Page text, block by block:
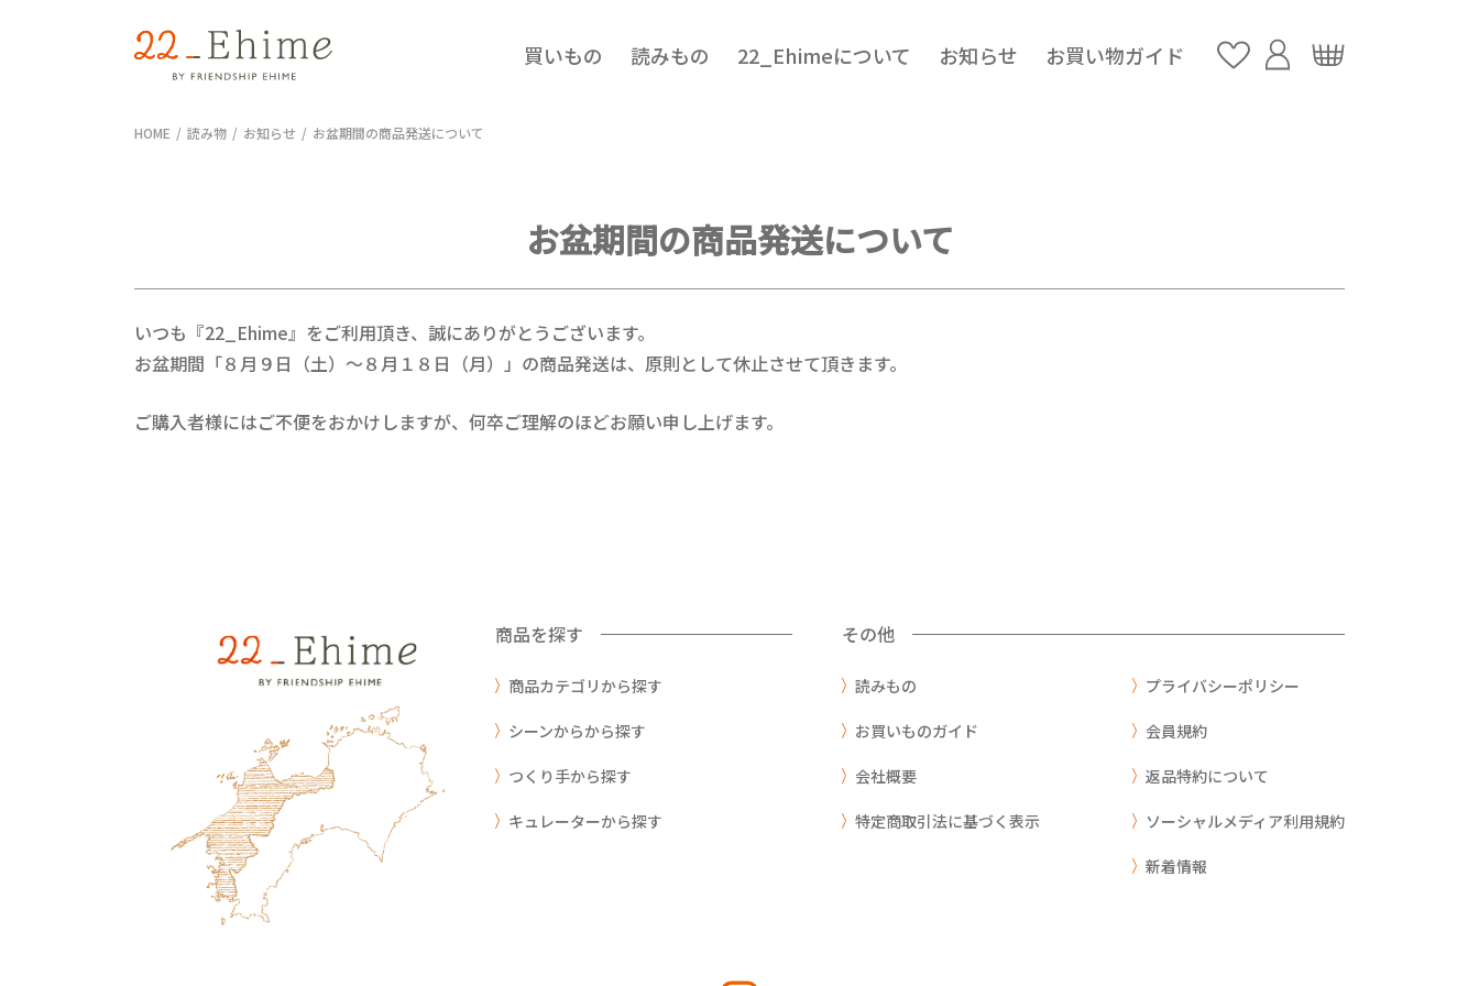
買いもの 読みもの 22_Ehimeについて お知らせ お買い物ガイド
HOME 読み物 お知らせ お盆期間の商品発送について
お盆期間の商品発送について
いつも『22_Ehime』をご利用頂き、誠にありがとうございます。
お盆期間「８月９日（土）～８月１８日（月） 」の商品発送は、原則として休止させて頂きます。
ご購入者様にはご不便をおかけしますが、何卒ご理解のほどお願い申し上げます。
商品を探す
商品カテゴリから探す
シーンからから探す
つくり手から探す
キュレーターから探す
その他
読みもの
お買いものガイド
会社概要
特定商取引法に基づく表示
プライバシーポリシー
会員規約
返品特約について
ソーシャルメディア利用規約
新着情報